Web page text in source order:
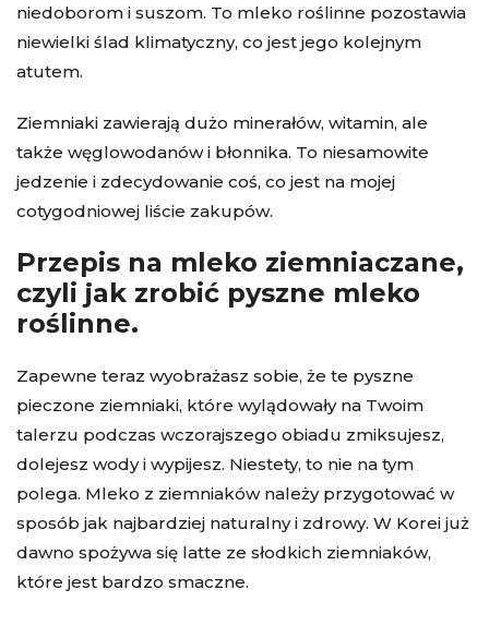
niedoborom i suszom. To mleko roślinne pozostawia
niewielki ślad klimatyczny, co jest jego kolejnym
atutem.
Ziemniaki zawierają dużo minerałów, witamin, ale
także węglowodanów i błonnika. To niesamowite
jedzenie i zdecydowanie coś, co jest na mojej
cotygodniowej liście zakupów.
Przepis na mleko ziemniaczane,
czyli jak zrobić pyszne mleko
roślinne.
Zapewne teraz wyobrażasz sobie, że te pyszne
pieczone ziemniaki, które wylądowały na Twoim
talerzu podczas wczorajszego obiadu zmiksujesz,
dolejesz wody i wypijesz. Niestety, to nie na tym
polega. Mleko z ziemniaków należy przygotować w
sposób jak najbardziej naturalny i zdrowy. W Korei już
dawno spożywa się latte ze słodkich ziemniaków,
które jest bardzo smaczne.